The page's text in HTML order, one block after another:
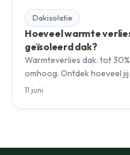
Dakisolatie
Hoeveel warmte
geïsoleerd dak?
Warmteverlies dak: tot
omhoog. Ontdek hoeveel
11 juni